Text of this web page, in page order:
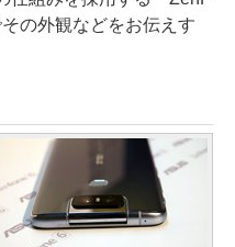
の外観などをお伝えす